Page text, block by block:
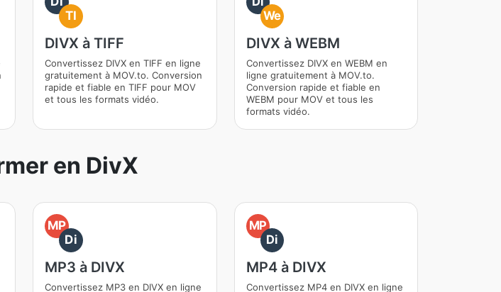
TI
DIVX à TIFF
Convertissez DIVX en TIFF en ligne
gratuitement à MOV.to. Conversion
rapide et fiable en TIFF pour MOV
et tous les formats vidéo.
We
DIVX à WEBM
Convertissez DIVX en WEBM en
ligne gratuitement à MOV.to.
Conversion rapide et fiable en
WEBM pour MOV et tous les
formats vidéo.
en DivX
MP
Di
MP3 à DIVX
Convertissez MP3 en DIVX en ligne
MP
Di
MP4 à DIVX
Convertissez MP4 en DIVX en ligne